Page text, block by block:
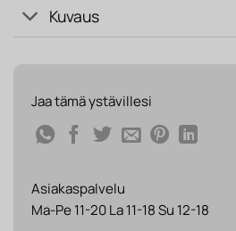
Kuvaus
Jaa tämä ystävillesi
Asiakaspalvelu
Ma-Pe 11-20 La 11-18 Su 12-18